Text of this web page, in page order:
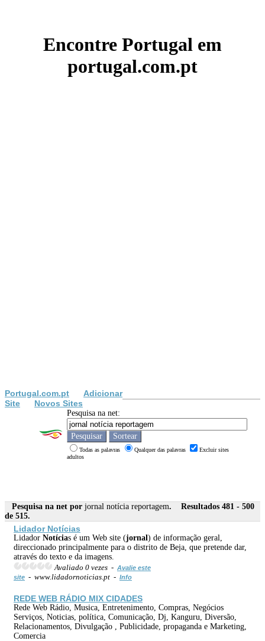
Encontre Portugal em
portugal.com.pt
Portugal.com.pt
Adicionar
Site
Novos Sites
Pesquisa na net:
Todas as palavras Qualquer das palavras
Excluir sites
adultos
Pesquisa na net por jornal notícia reportagem. Resultados 481 - 500
de 515.
Lidador Notícias
Lidador Notícias é um Web site (jornal ) de informação geral,
direccionado principalmente para o distrito de Beja, que pretende dar,
através do texto e da imagens.
Avaliado 0 vezes - Avalie este
site - www.lidadornoticias.pt - Info
REDE WEB RÁDIO MIX CIDADES
Rede Web Rádio, Musica, Entretenimento, Compras, Negócios
Serviços, Noticias, política, Comunicação, Dj, Kanguru, Diversão,
Relacionamentos, Divulgação , Publicidade, propaganda e Marketing,
Comercia